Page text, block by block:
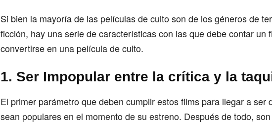
Si bien la mayoría de las películas de culto son de los géneros de
ficción, hay una serie de características con las que debe contar un
convertirse en una película de culto.
1. Ser Impopular entre la crítica y la
El primer parámetro que deben cumplir estos films para llegar a ser
sean populares en el momento de su estreno. Después de todo,